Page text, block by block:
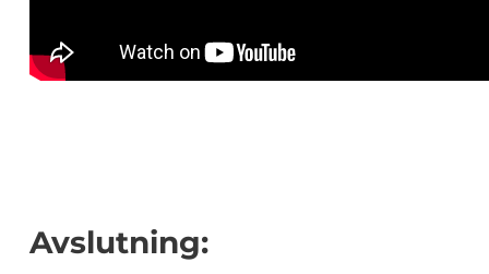
Avslutning: